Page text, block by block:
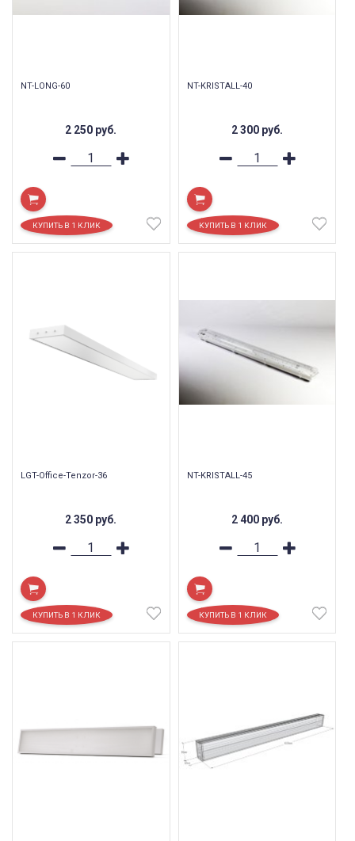
NT-LONG-60
2 250 руб.
NT-KRISTALL-40
2 300 руб.
LGT-Office-Tenzor-36
2 350 руб.
NT-KRISTALL-45
2 400 руб.